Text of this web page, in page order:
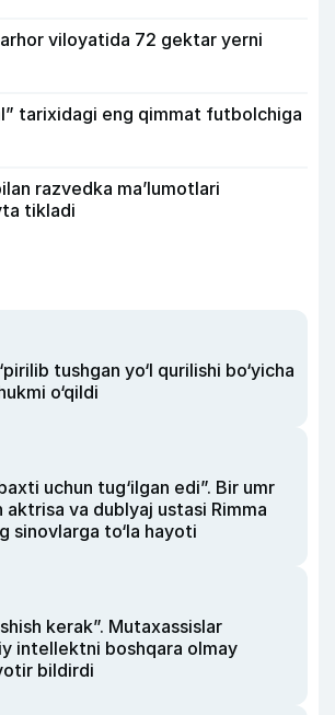
viloyatida 72 gektar yerni
tarixidagi eng qimmat futbolchiga
razvedka ma’lumotlari
tikladi
tushgan yo‘l qurilishi bo‘yicha
o‘qildi
uchun tug‘ilgan edi”. Bir umr
va dublyaj ustasi Rimma
sinovlarga to‘la hayoti
kerak”. Mutaxassislar
intellektni boshqara olmay
bildirdi